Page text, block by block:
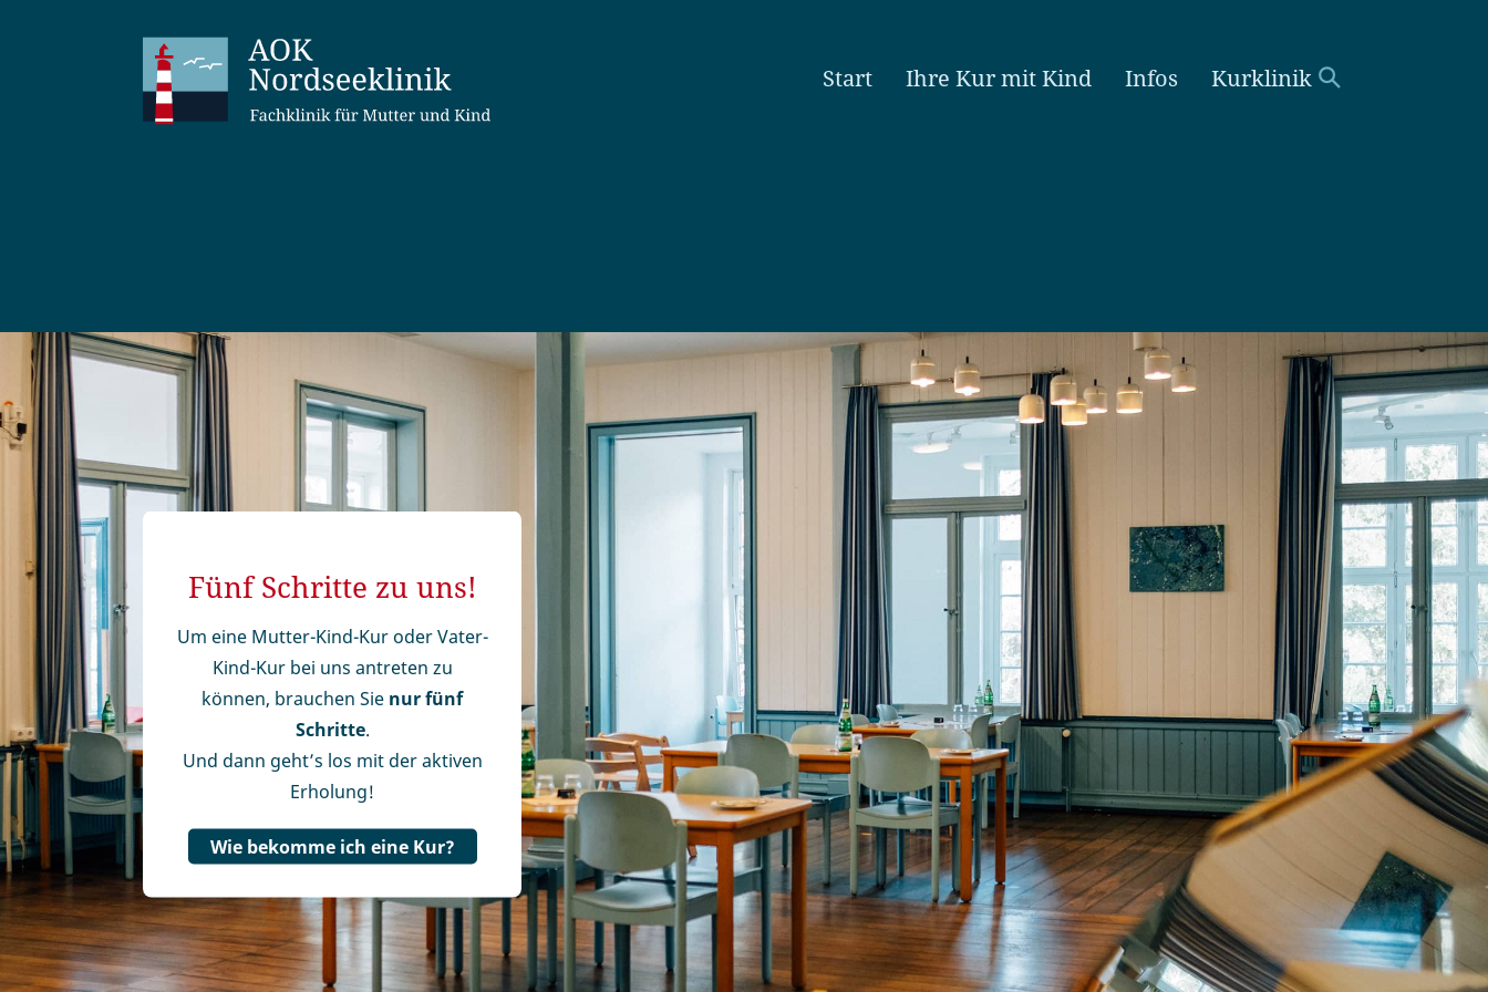
Start Ihre Kur mit Kind Infos Kurklinik
Suchen
Fünf Schritte zu uns!
Um eine Mutter-Kind-Kur oder Vater-
Kind-Kur bei uns antreten zu
können, brauchen Sie nur fünf
Schritte.
Und dann geht’s los mit der aktiven
Erholung!
Wie bekomme ich eine Kur?